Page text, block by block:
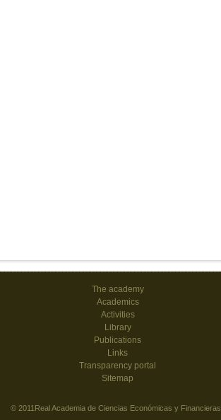
The academy
Academics
Activities
Library
Publications
Links
Transparency portal
Sitemap
© 2011Real Academia de Ciencias Económicas y Financieras